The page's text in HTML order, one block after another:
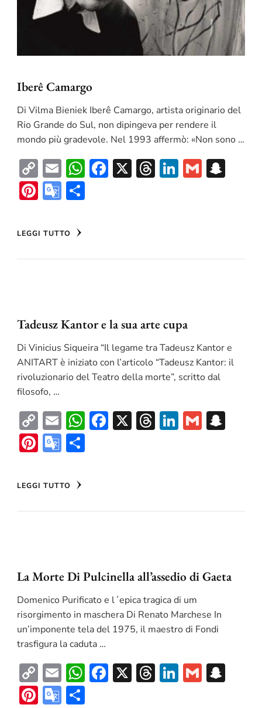
Iberê Camargo
Di Vilma Bieniek Iberê Camargo, artista originario del
Rio Grande do Sul, non dipingeva per rendere il
mondo più gradevole. Nel 1993 affermò: «Non sono …
Copy
Link
EmailWhatsApp
Facebook
X Threads
LinkedIn
Gmail
Pinterest
Google
LEGGI TUTTO
Tadeusz Kantor e la sua arte cupa
Di Vinicius Siqueira “Il legame tra Tadeusz Kantor e
ANITART è iniziato con l’articolo “Tadeusz Kantor: il
rivoluzionario del Teatro della morte”, scritto dal
filosofo, …
Copy
Link
EmailWhatsApp
Facebook
X Threads
LinkedIn
Gmail
Pinterest
Google
LEGGI TUTTO
La Morte Di Pulcinella all’assedio di Gaeta
Domenico Purificato e l´epica tragica di um
risorgimento in maschera Di Renato Marchese In
un’imponente tela del 1975, il maestro di Fondi
trasfigura la caduta …
Copy
Link
EmailWhatsApp
Facebook
X Threads
LinkedIn
Gmail
Pinterest
Google